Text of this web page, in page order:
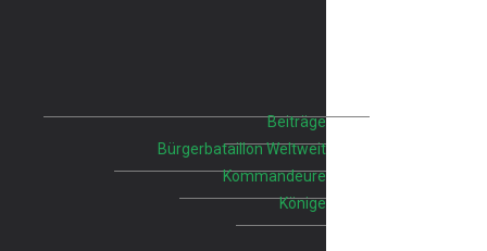
Beiträge
Bürgerbataillon Weltweit
Kommandeure
Könige